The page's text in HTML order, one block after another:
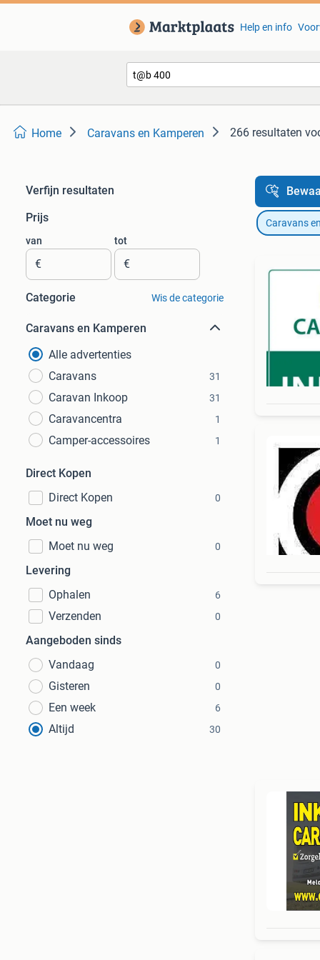
Help en info
Home Caravans en Kamperen 266 resultaten
Verfijn resultaten
Prijs
van
€
tot
€
Categorie Wis de categorie
Caravans en Kamperen
Alle advertenties
Caravans
31
Caravan Inkoop 31
Caravancentra 1
Camper-accessoires 1
Direct Kopen
Direct Kopen
0
Moet nu weg
Moet nu weg
0
Levering
Ophalen
6
Verzenden 0
Aangeboden sinds
Vandaag
0
Gisteren 0
Een week 6
Altijd 30
Caravans